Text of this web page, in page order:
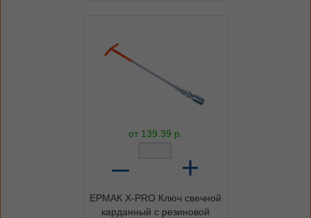
от 139.39 р.
– +
ЕРМАК X-PRO Ключ свечной
карданный с резиновой